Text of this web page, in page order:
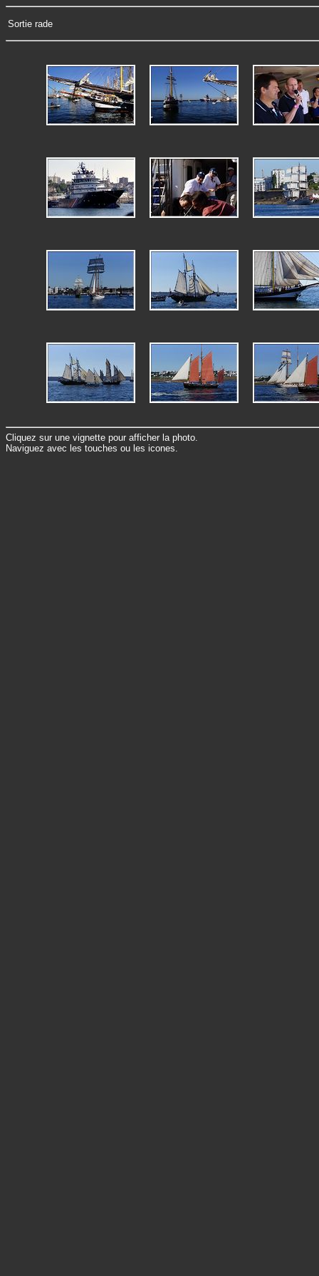
Sortie rade
Cliquez sur une vignette pour afficher la photo.
Naviguez avec les touches ou les icones.